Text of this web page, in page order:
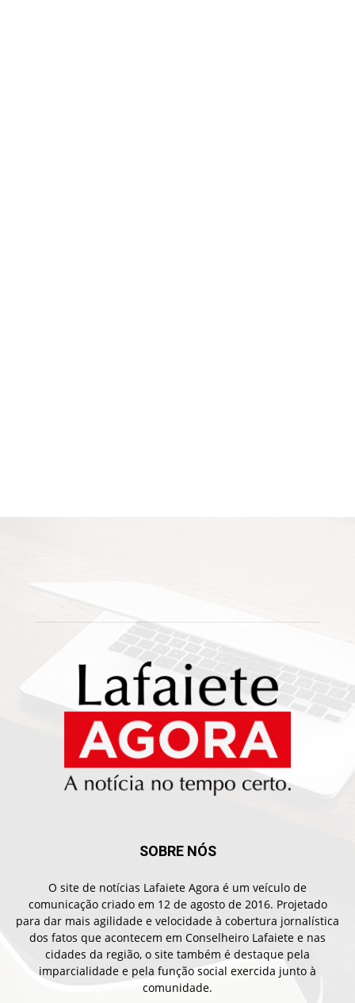
SOBRE NÓS
O site de notícias Lafaiete Agora é um veículo de
comunicação criado em 12 de agosto de 2016. Projetado
para dar mais agilidade e velocidade à cobertura jornalística
dos fatos que acontecem em Conselheiro Lafaiete e nas
cidades da região, o site também é destaque pela
imparcialidade e pela função social exercida junto à
comunidade.